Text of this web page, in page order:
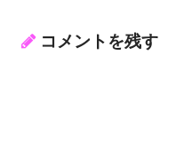
コメントを残す